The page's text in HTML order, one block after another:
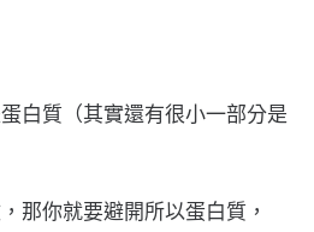
白質（其實還有很小一部分是
那你就要避開所以蛋白質，